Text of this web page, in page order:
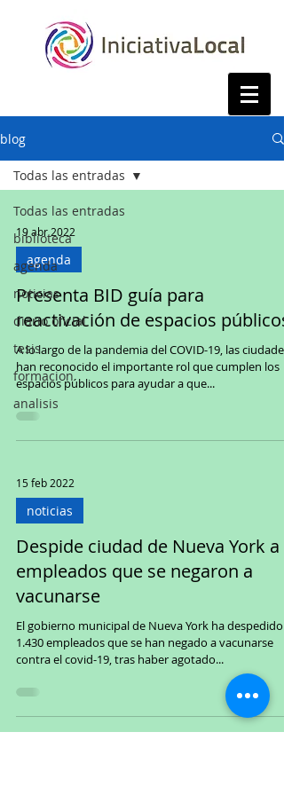
blog
Todas las entradas
biblioteca
agenda
noticias
diario oficial
tesis
formacion
analisis
Todas las entradas
19 abr 2022
agenda
Presenta BID guía para
reactivación de espacios públicos
A lo largo de la pandemia del COVID-19, las ciudades
han reconocido el importante rol que cumplen los
espacios públicos para ayudar a que...
15 feb 2022
noticias
Despide ciudad de Nueva York a
empleados que se negaron a
vacunarse
El gobierno municipal de Nueva York ha despedido a
1.430 empleados que se han negado a vacunarse
contra el covid-19, tras haber agotado...